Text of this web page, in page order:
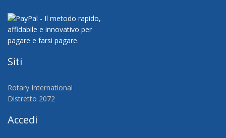
Siti
Rotary International
Distretto 2072
Accedi